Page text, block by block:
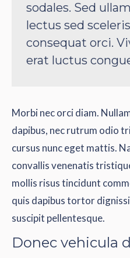
sodales. Sed
lectus sed
consequat orci.
erat luctus
Morbi nec orci diam.
dapibus, nec rutrum odio
cursus nunc eget mattis.
convallis venenatis
mollis risus tincidunt
quis dapibus tortor
suscipit pellentesque.
Donec vehicula